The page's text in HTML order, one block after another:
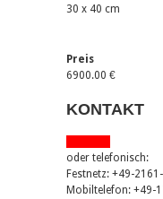
30 x 40 cm
Preis
6900.00 €
KONTAKT
oder telefonisch:
Festnetz: +49-
Mobiltelefon: +49-